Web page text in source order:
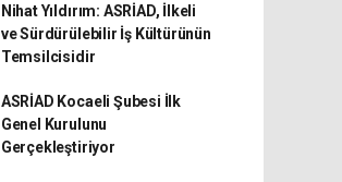
Nihat Yıldırım: ASRİAD, İlkeli
ve Sürdürülebilir İş Kültürünün
Temsilcisidir
ASRİAD Kocaeli Şubesi İlk
Genel Kurulunu
Gerçekleştiriyor